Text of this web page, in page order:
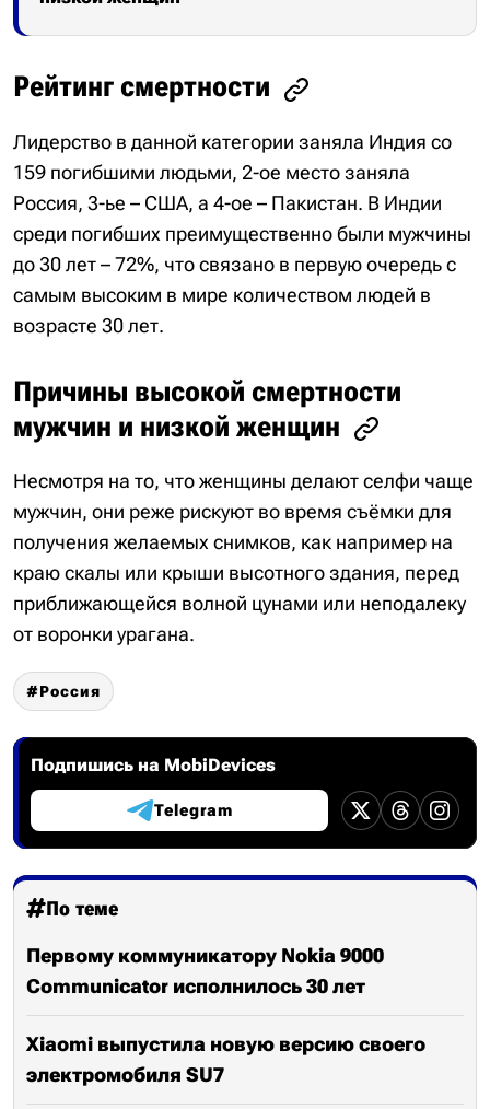
Рейтинг смертности
Лидерство в данной категории заняла Индия со
159 погибшими людьми, 2-ое место заняла
Россия, 3-ье – США, а 4-ое – Пакистан. В Индии
среди погибших преимущественно были мужчины
до 30 лет – 72%, что связано в первую очередь с
самым высоким в мире количеством людей в
возрасте 30 лет.
Причины высокой смертности
мужчин и низкой женщин
Несмотря на то, что женщины делают селфи чаще
мужчин, они реже рискуют во время съёмки для
получения желаемых снимков, как например на
краю скалы или крыши высотного здания, перед
приближающейся волной цунами или неподалеку
от воронки урагана.
Россия
Подпишись на MobiDevices
Telegram
По теме
Первому коммуникатору Nokia 9000
Communicator исполнилось 30 лет
Xiaomi выпустила новую версию своего
электромобиля SU7